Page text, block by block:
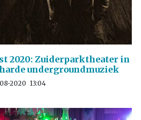
2020: Zuiderparktheater in
undergroundmuziek
2020 13:04